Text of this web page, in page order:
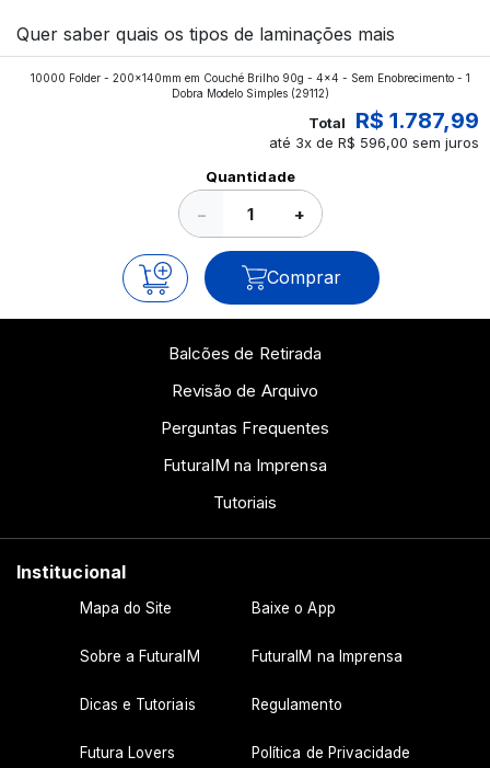
Quer saber quais os tipos de laminações mais
continue a leitura que vamos revelar para você!
10000 Folder - 200x140mm em Couché Brilho 90g - 4x4 - Sem Enobrecimento - 1
Dobra Modelo Simples (29112)
Total R$ 1.787,99
até 3x de R$ 596,00 sem juros
Quantidade
− +
Comprar
Balcões de Retirada
Revisão de Arquivo
Perguntas Frequentes
FuturaIM na Imprensa
Tutoriais
Institucional
Mapa do Site Baixe o App
Sobre a FuturaIM FuturaIM na Imprensa
Dicas e Tutoriais Regulamento
Futura Lovers Política de Privacidade